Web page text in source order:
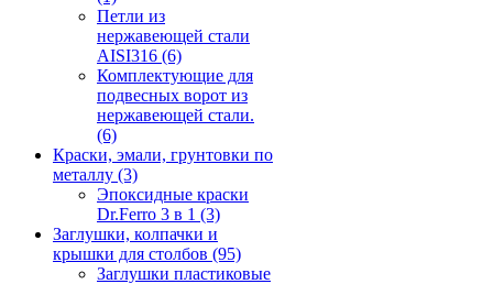
Петли из
нержавеющей стали
AISI316 (6)
Комплектующие для
подвесных ворот из
нержавеющей стали.
(6)
Краски, эмали, грунтовки по
металлу (3)
Эпоксидные краски
Dr.Ferro 3 в 1 (3)
Заглушки, колпачки и
крышки для столбов (95)
Заглушки пластиковые